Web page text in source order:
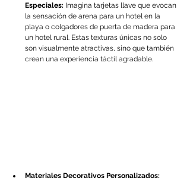
Especiales: Imagina tarjetas llave que evocan
la sensación de arena para un hotel en la
playa o colgadores de puerta de madera para
un hotel rural. Estas texturas únicas no solo
son visualmente atractivas, sino que también
crean una experiencia táctil agradable.
Materiales Decorativos Personalizados: